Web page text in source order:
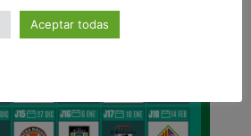
Aceptar todas